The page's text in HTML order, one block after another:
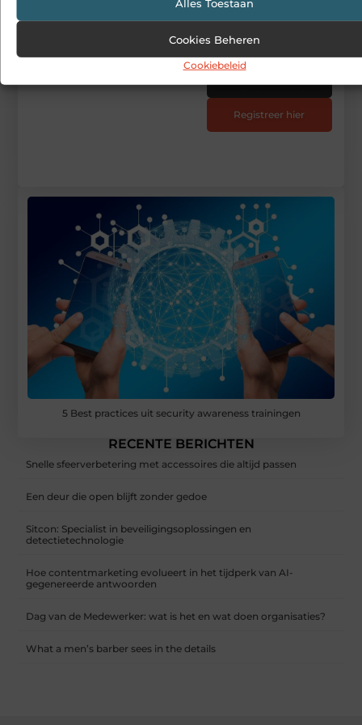
Alles Toestaan
Cookies Beheren
Cookiebeleid
5 Best practices uit security awareness trainingen
RECENTE BERICHTEN
Snelle sfeerverbetering met accessoires die altijd passen
Een deur die open blijft zonder gedoe
Sitcon: Specialist in beveiligingsoplossingen en
detectietechnologie
Hoe contentmarketing evolueert in het tijdperk van AI-
gegenereerde antwoorden
Dag van de Medewerker: wat is het en wat doen organisaties?
What a men’s barber sees in the details
Begin vandaag nog
met bloggen op
Registreer hier